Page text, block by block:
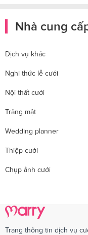
Nhà cung
Dịch vụ khác
Nghi thức lễ cưới
Nội thất cưới
Trăng mật
Wedding planner
Thiệp cưới
Chụp ảnh cưới
Trang thông tin dịch vụ